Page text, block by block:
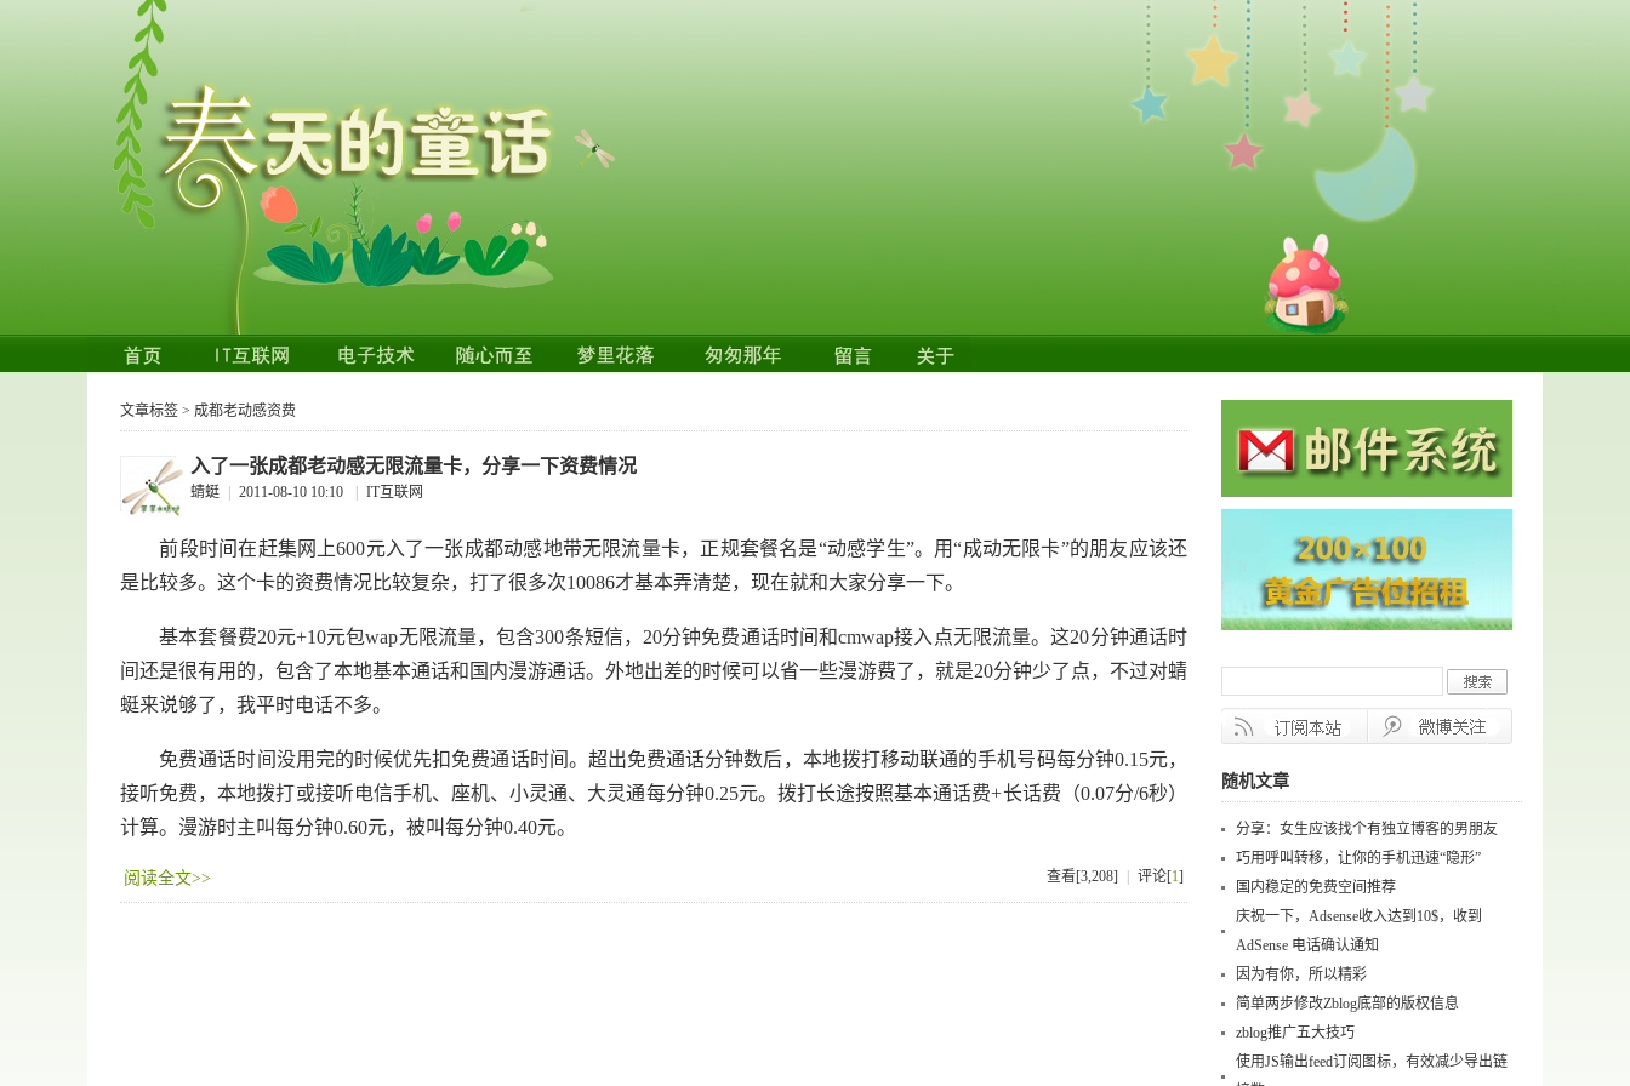
文章标签 > 成都老动感资费
入了一张成都老动感无限流量卡，分享一下资费情况
蜻蜓 2011-08-10 10:10 IT互联网
前段时间在赶集网上600元入了一张成都动感地带无限流量卡，正规套餐名是“动感学生”。用“成动无限卡”的朋友应该还
是比较多。这个卡的资费情况比较复杂，打了很多次10086才基本弄清楚，现在就和大家分享一下。
基本套餐费20元+10元包wap无限流量，包含300条短信，20分钟免费通话时间和cmwap接入点无限流量。这20分钟通话时
间还是很有用的，包含了本地基本通话和国内漫游通话。外地出差的时候可以省一些漫游费了，就是20分钟少了点，不过对蜻
蜓来说够了，我平时电话不多。
免费通话时间没用完的时候优先扣免费通话时间。超出免费通话分钟数后，本地拨打移动联通的手机号码每分钟0.15元，
接听免费，本地拨打或接听电信手机、座机、小灵通、大灵通每分钟0.25元。拨打长途按照基本通话费+长话费（0.07分/6秒）
计算。漫游时主叫每分钟0.60元，被叫每分钟0.40元。
阅读全文>> 查看[3,208] 评论[1]
随机文章
分享：女生应该找个有独立博客的男朋友
巧用呼叫转移，让你的手机迅速“隐形”
国内稳定的免费空间推荐
庆祝一下，Adsense收入达到10$，收到
AdSense 电话确认通知
因为有你，所以精彩
简单两步修改Zblog底部的版权信息
zblog推广五大技巧
使用JS输出feed订阅图标，有效减少导出链